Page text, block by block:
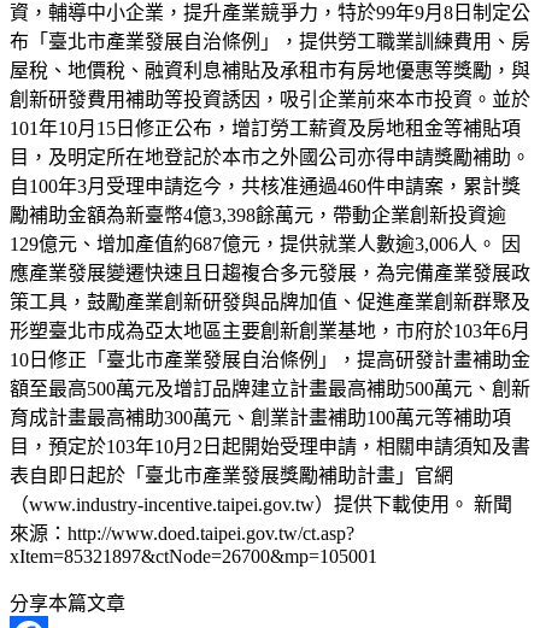
資，輔導中小企業，提升產業競爭力，特於99年9月8日制定公
布「臺北市產業發展自治條例」，提供勞工職業訓練費用、房
屋稅、地價稅、融資利息補貼及承租市有房地優惠等獎勵，與
創新研發費用補助等投資誘因，吸引企業前來本市投資。並於
101年10月15日修正公布，增訂勞工薪資及房地租金等補貼項
目，及明定所在地登記於本市之外國公司亦得申請獎勵補助。
自100年3月受理申請迄今，共核准通過460件申請案，累計獎
勵補助金額為新臺幣4億3,398餘萬元，帶動企業創新投資逾
129億元、增加產值約687億元，提供就業人數逾3,006人。 因
應產業發展變遷快速且日趨複合多元發展，為完備產業發展政
策工具，鼓勵產業創新研發與品牌加值、促進產業創新群聚及
形塑臺北市成為亞太地區主要創新創業基地，市府於103年6月
10日修正「臺北市產業發展自治條例」，提高研發計畫補助金
額至最高500萬元及增訂品牌建立計畫最高補助500萬元、創新
育成計畫最高補助300萬元、創業計畫補助100萬元等補助項
目，預定於103年10月2日起開始受理申請，相關申請須知及書
表自即日起於「臺北市產業發展獎勵補助計畫」官網
（www.industry-incentive.taipei.gov.tw）提供下載使用。 新聞
來源：http://www.doed.taipei.gov.tw/ct.asp?
xItem=85321897&ctNode=26700&mp=105001
分享本篇文章